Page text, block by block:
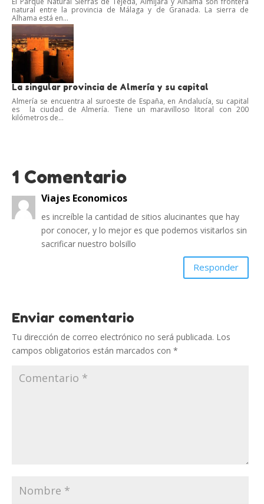
natural entre la provincia de Málaga y de Granada. La sierra de
Alhama está en...
La singular provincia de Almería y su capital
Almería se encuentra al suroeste de España, en Andalucía, su capital
es la ciudad de Almería. Tiene un maravilloso litoral con 200
kilómetros de...
1 Comentario
Viajes Economicos
es increíble la cantidad de sitios alucinantes que hay
por conocer, y lo mejor es que podemos visitarlos sin
sacrificar nuestro bolsillo
Responder
Enviar comentario
Tu dirección de correo electrónico no será publicada. Los
campos obligatorios están marcados con *